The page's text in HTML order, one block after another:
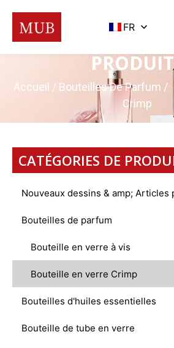
FR
Accueil / Bouteilles De Parfum /
Crimp
CATÉGORIES DE
Nouveaux dessins & amp; Articles
Bouteilles de parfum
Bouteille en verre à vis
Bouteille en verre Crimp
Bouteilles d'huiles essentielles
Bouteille de tube en verre